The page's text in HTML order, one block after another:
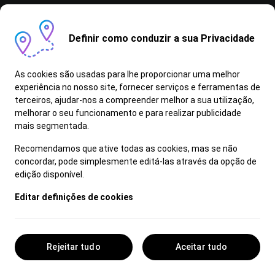
neste sítio são dados a título meramente
informativo, não constituindo qualquer oferta de
venda. Apesar de revistos antes da publicação,
não é possível garantir que se encontrem
isentos de erros de digitação, defeitos de
composição e de problemas equivalentes,
reservando-se a marca, o direito de os alterar
conteúdos e dados aqui apresentados deverão
ser confirmados junto do Concessionário.
Definir como conduzir a sua Privacidade
As cookies são usadas para lhe proporcionar uma melhor
experiência no nosso site, fornecer serviços e ferramentas de
terceiros, ajudar-nos a compreender melhor a sua utilização,
melhorar o seu funcionamento e para realizar publicidade
mais segmentada.
Recomendamos que ative todas as cookies, mas se não
concordar, pode simplesmente editá-las através da opção de
edição disponível.
Editar definições de cookies
Rejeitar tudo Aceitar tudo